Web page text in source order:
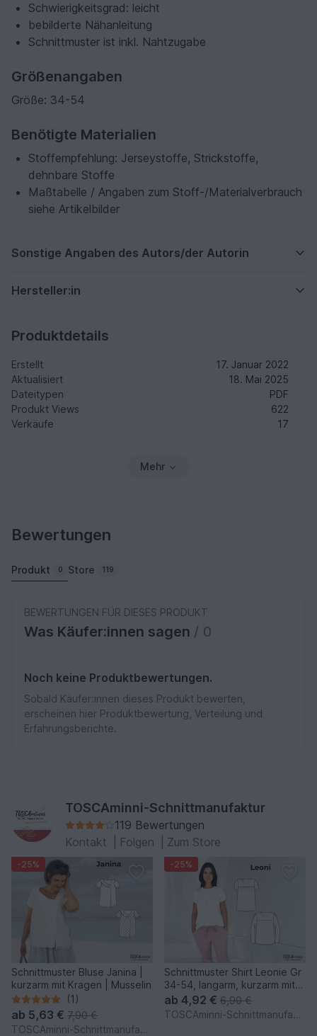
Schwierigkeitsgrad: leicht
bebilderte Nähanleitung
Schnittmuster ist inkl. Nahtzugabe
Größenangaben
Größe: 34-54
Benötigte Materialien
Stoffempfehlung: Jerseystoffe, Strickstoffe,
dehnbare Stoffe
Maßtabelle / Angaben zum Stoff-/Materialverbrauch
siehe Artikelbilder
Sonstige Angaben des Autors/der Autorin
Hersteller:in
Produktdetails
Erstellt
17. Januar 2022
Aktualisiert
18. Mai 2025
Dateitypen
PDF
Produkt Views
622
Verkäufe
17
Mehr
Bewertungen
Produkt 0 Store 119
BEWERTUNGEN FÜR DIESES PRODUKT
Was Käufer:innen sagen / 0
Noch keine Produktbewertungen.
Sobald Käufer:innen dieses Produkt bewerten,
erscheinen hier Produktbewertung, Verteilung und
Erfahrungsberichte.
TOSCAminni-Schnittmanufaktur
119 Bewertungen
Kontakt
Folgen Zum Store
-25%
Schnittmuster Bluse Janina |
kurzarm mit Kragen | Musselin
(1)
ab 5,63 € 7,90 €
TOSCAminni-Schnittmanufaktur
-25%
Schnittmuster Shirt Leonie Gr
34-54, langarm, kurzarm mit
Passe + Nähvideo
ab 4,92 € 6,90 €
TOSCAminni-Schnittmanufaktur